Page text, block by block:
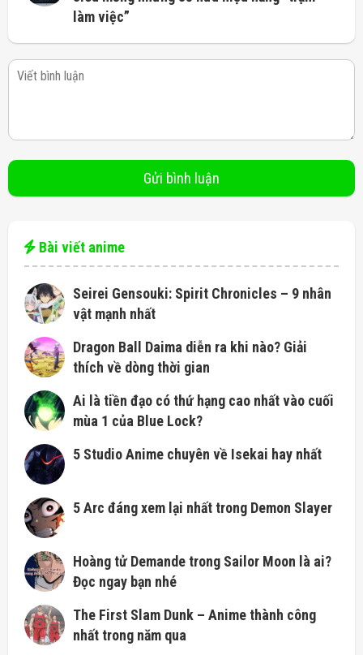
làm việc”
Bài viết anime
Seirei Gensouki: Spirit Chronicles – 9 nhân
vật mạnh nhất
Dragon Ball Daima diễn ra khi nào? Giải
thích về dòng thời gian
Ai là tiền đạo có thứ hạng cao nhất vào cuối
mùa 1 của Blue Lock?
5 Studio Anime chuyên về Isekai hay nhất
5 Arc đáng xem lại nhất trong Demon Slayer
Hoàng tử Demande trong Sailor Moon là ai?
Đọc ngay bạn nhé
The First Slam Dunk – Anime thành công
nhất trong năm qua